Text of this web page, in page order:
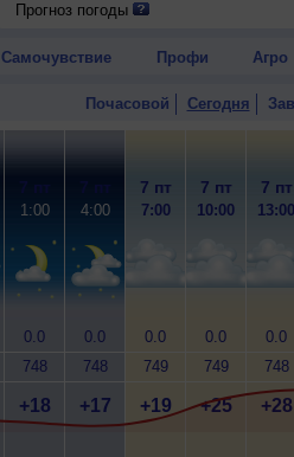
Прогноз погоды
Самочувствие Профи Агро
Почасовой Сегодня
1:00
0.0
748
+18
4:00
0.0
748
+17
7 пт
7:00
0.0
749
+19
7 пт
10:00
0.0
749
+25
7 пт
13:00
0.0
748
+28